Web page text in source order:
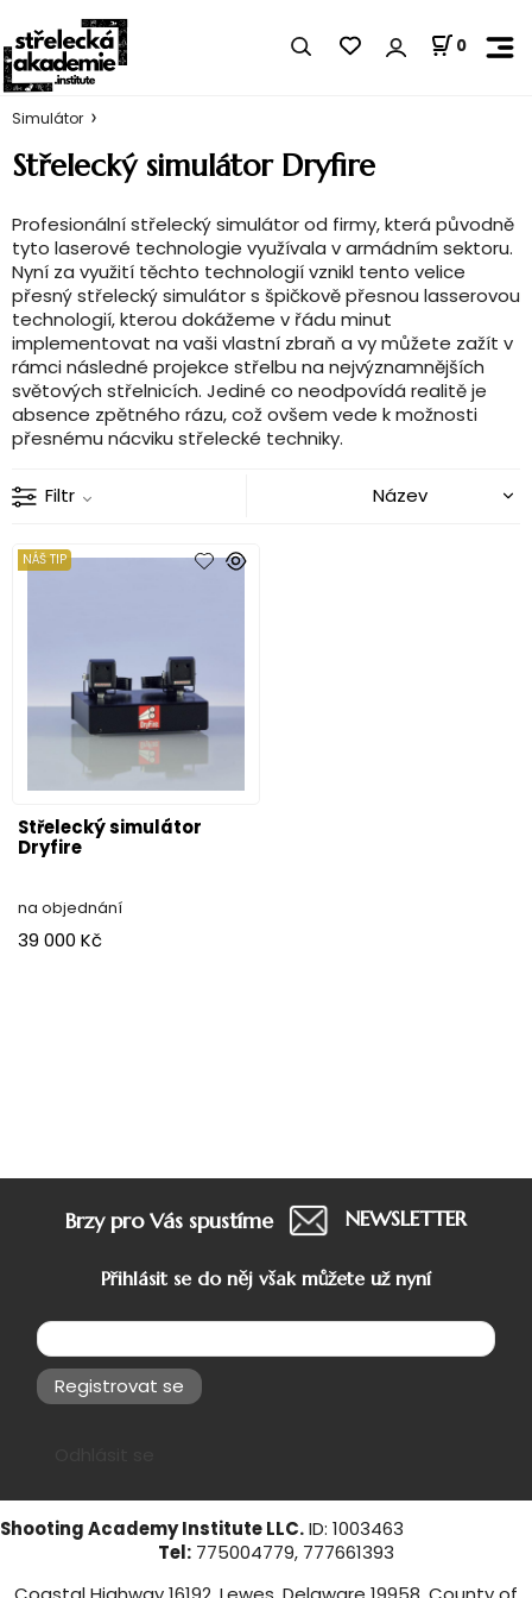
0
Simulátor
Střelecký simulátor Dryfire
Profesionální střelecký simulátor od firmy, která původně
tyto laserové technologie využívala v armádním sektoru.
Nyní za využití těchto technologií vznikl tento velice
přesný střelecký simulátor s špičkově přesnou lasserovou
technologií, kterou dokážeme v řádu minut
implementovat na vaši vlastní zbraň a vy můžete zažít v
rámci následné projekce střelbu na nejvýznamnějších
světových střelnicích. Jediné co neodpovídá realitě je
absence zpětného rázu, což ovšem vede k možnosti
přesnému nácviku střelecké techniky.
Filtr
Střelecký simulátor
Dryfire
NÁŠ TIP
na objednání
39 000 Kč
Brzy pro Vás spustíme NEWSLETTER
Přihlásit se do něj však můžete už nyní
Registrovat se
Shooting Academy Institute LLC.ID: 1003463
Tel:775004779, 777661393